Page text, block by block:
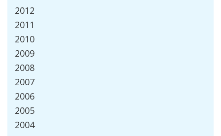
2012
2011
2010
2009
2008
2007
2006
2005
2004